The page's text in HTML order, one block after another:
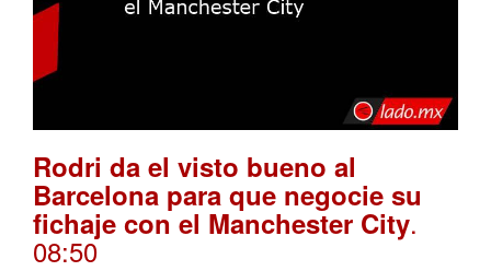
Rodri da el visto bueno al
Barcelona para que negocie su
fichaje con el Manchester City.
08:50